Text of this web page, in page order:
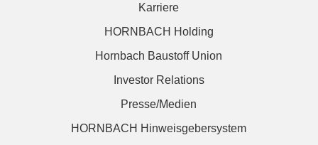
Karriere
HORNBACH Holding
Hornbach Baustoff Union
Investor Relations
Presse/Medien
HORNBACH Hinweisgebersystem